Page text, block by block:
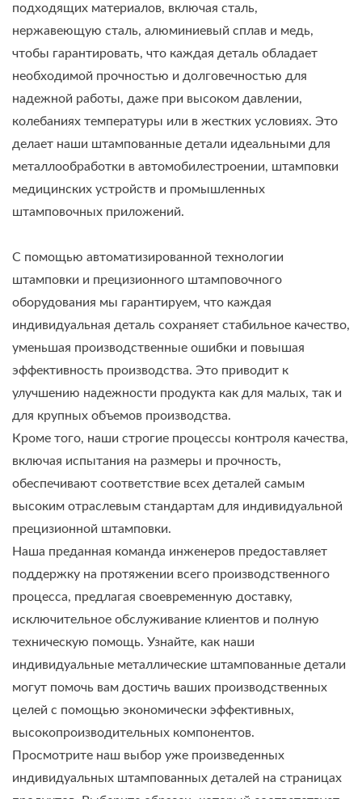
подходящих материалов, включая сталь,
нержавеющую сталь, алюминиевый сплав и медь,
чтобы гарантировать, что каждая деталь обладает
необходимой прочностью и долговечностью для
надежной работы, даже при высоком давлении,
колебаниях температуры или в жестких условиях. Это
делает наши штампованные детали идеальными для
металлообработки в автомобилестроении, штамповки
медицинских устройств и промышленных
штамповочных приложений.
С помощью автоматизированной технологии
штамповки и прецизионного штамповочного
оборудования мы гарантируем, что каждая
индивидуальная деталь сохраняет стабильное качество,
уменьшая производственные ошибки и повышая
эффективность производства. Это приводит к
улучшению надежности продукта как для малых, так и
для крупных объемов производства.
Кроме того, наши строгие процессы контроля качества,
включая испытания на размеры и прочность,
обеспечивают соответствие всех деталей самым
высоким отраслевым стандартам для индивидуальной
прецизионной штамповки.
Наша преданная команда инженеров предоставляет
поддержку на протяжении всего производственного
процесса, предлагая своевременную доставку,
исключительное обслуживание клиентов и полную
техническую помощь. Узнайте, как наши
индивидуальные металлические штампованные детали
могут помочь вам достичь ваших производственных
целей с помощью экономически эффективных,
высокопроизводительных компонентов.
Просмотрите наш выбор уже произведенных
индивидуальных штампованных деталей на страницах